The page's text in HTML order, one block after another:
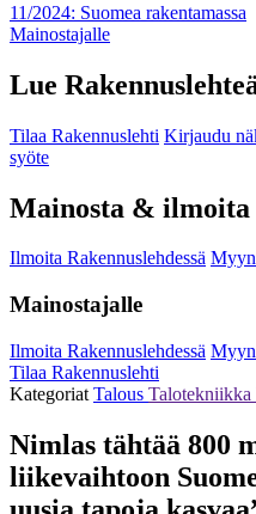
11/2024: Suomea rakentamassa
Mainostajalle
Lue
Tilaa Rakennuslehti Kirjaudu
syöte
Mainosta & ilmoita
Ilmoita Rakennuslehdessä
Mainostajalle
Ilmoita Rakennuslehdessä
Tilaa Rakennuslehti
Kategoriat Talous Talotekniikka
Nimlas tähtää 800
liikevaihtoon